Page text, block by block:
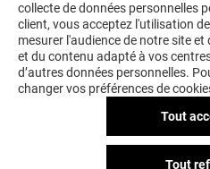
LA BOUTIQUE DU
Valable du 01/08/26
collecte de données personnelles
client, vous acceptez l'utilisation
mesurer l'audience de notre site
et du contenu adapté à vos
d’autres données personnelles.
changer vos préférences de
Tout
Tout